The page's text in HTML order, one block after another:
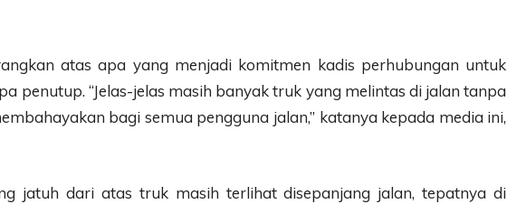
atas apa yang menjadi komitmen kadis perhubungan untuk
penutup. “Jelas-jelas masih banyak truk yang melintas di jalan tanpa
bagi semua pengguna jalan,” katanya kepada media ini,
jatuh dari atas truk masih terlihat disepanjang jalan, tepatnya di